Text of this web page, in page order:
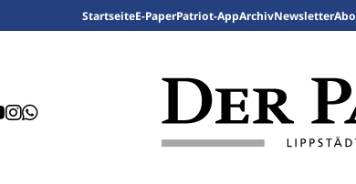
StartseiteE-PaperPatriot-AppArchivNewsletterAbo